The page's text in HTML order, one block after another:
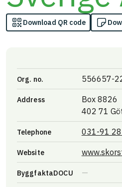
Download QR code
Org. no. 556657-
Address
Box 8826
402 71
Telephone 031-91
Website
ByggfaktaDOCU